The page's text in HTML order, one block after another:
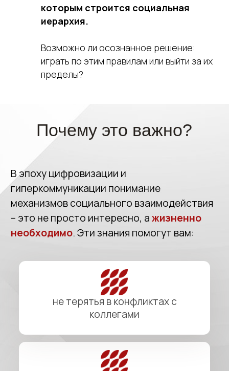
которым строится социальная
иерархия.
Возможно ли осознанное решение:
играть по этим правилам или выйти за их
пределы?
выстраивать здоровые границы
понять, как получать признание
статусом
достигать целей без ущерба для
механизмов социального взаимодействия
– это не просто интересно, а